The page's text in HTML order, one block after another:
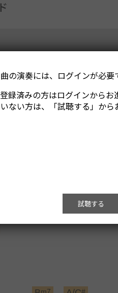
曲の演奏には、ログインが必要
録済みの方はログインからお
ない方は、「試聴する」から
試聴する